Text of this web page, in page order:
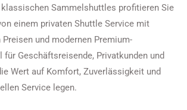
klassischen Sammelshuttles profitieren Sie
einem privaten Shuttle Service mit
Preisen und modernen Premium-
für Geschäftsreisende, Privatkunden und
Wert auf Komfort, Zuverlässigkeit und
Service legen.